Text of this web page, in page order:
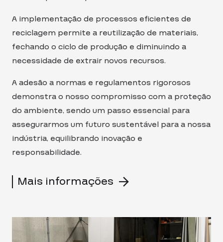
A implementação de processos eficientes de
reciclagem permite a reutilização de materiais,
fechando o ciclo de produção e diminuindo a
necessidade de extrair novos recursos.
A adesão a normas e regulamentos rigorosos
demonstra o nosso compromisso com a proteção
do ambiente, sendo um passo essencial para
assegurarmos um futuro sustentável para a nossa
indústria, equilibrando inovação e
responsabilidade.
Mais informações